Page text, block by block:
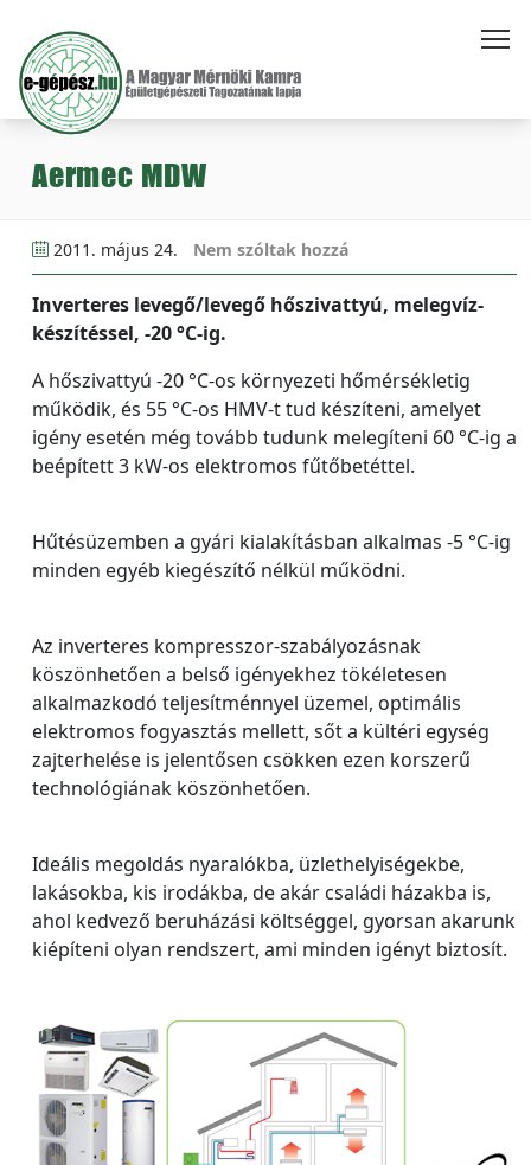
Aermec MDW
2011. május 24. Nem szóltak hozzá
Inverteres levegő/levegő hőszivattyú, melegvíz-
készítéssel, -20 °C-ig.
A hőszivattyú -20 °C-os környezeti hőmérsékletig
működik, és 55 °C-os HMV-t tud készíteni, amelyet
igény esetén még tovább tudunk melegíteni 60 °C-ig a
beépített 3 kW-os elektromos fűtőbetéttel.
Hűtésüzemben a gyári kialakításban alkalmas -5 °C-ig
minden egyéb kiegészítő nélkül működni.
Az inverteres kompresszor-szabályozásnak
köszönhetően a belső igényekhez tökéletesen
alkalmazkodó teljesítménnyel üzemel, optimális
elektromos fogyasztás mellett, sőt a kültéri egység
zajterhelése is jelentősen csökken ezen korszerű
technológiának köszönhetően.
Ideális megoldás nyaralókba, üzlethelyiségekbe,
lakásokba, kis irodákba, de akár családi házakba is,
ahol kedvező beruházási költséggel, gyorsan akarunk
kiépíteni olyan rendszert, ami minden igényt biztosít.